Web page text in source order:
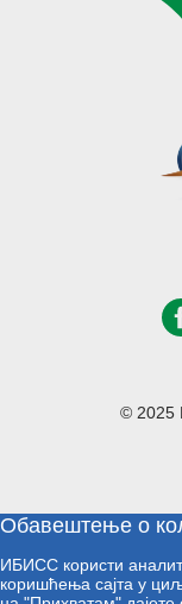
© 2025
Обавештење о
ИБИСС користи
коришћења сајта у